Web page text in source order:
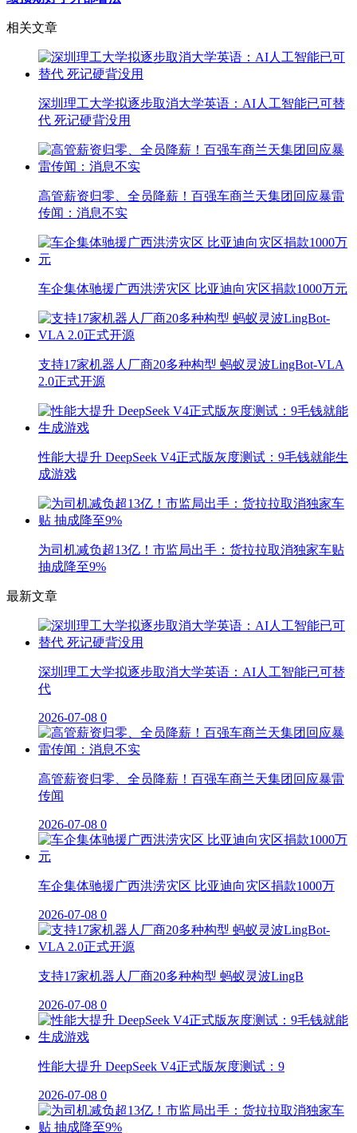
相关文章
深圳理工大学拟逐步取消大学英语：AI人工智能已可替
代 死记硬背没用
高管薪资归零、全员降薪！百强车商兰天集团回应暴雷
传闻：消息不实
车企集体驰援广西洪涝灾区 比亚迪向灾区捐款1000万元
支持17家机器人厂商20多种构型 蚂蚁灵波LingBot-VLA
2.0正式开源
性能大提升 DeepSeek V4正式版灰度测试：9毛钱就能生
成游戏
为司机减负超13亿！市监局出手：货拉拉取消独家车贴
抽成降至9%
最新文章
深圳理工大学拟逐步取消大学英语：AI人工智能已可替
代
2026-07-08 0
高管薪资归零、全员降薪！百强车商兰天集团回应暴雷
传闻
2026-07-08 0
车企集体驰援广西洪涝灾区 比亚迪向灾区捐款1000万
2026-07-08 0
支持17家机器人厂商20多种构型 蚂蚁灵波LingB
2026-07-08 0
性能大提升 DeepSeek V4正式版灰度测试：9
2026-07-08 0